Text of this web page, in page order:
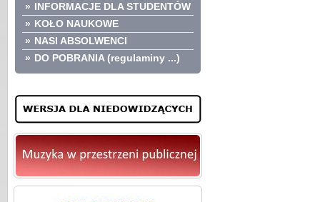
» INFORMACJE DLA STUDENTÓW
» KOŁO NAUKOWE
» NASI ABSOLWENCI
» DO POBRANIA (regulaminy ...)